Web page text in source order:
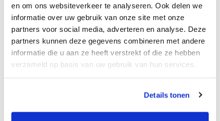
en om ons websiteverkeer te analyseren. Ook delen we
informatie over uw gebruik van onze site met onze
partners voor social media, adverteren en analyse. Deze
partners kunnen deze gegevens combineren met andere
informatie die u aan ze heeft verstrekt of die ze hebben
verzameld op basis van uw gebruik van hun services.
Details tonen
Zebra Etiketten, Direct
Zebra Etiketten, Direct
25mm, rol à 475 stuks
€23,96 Excl. btw